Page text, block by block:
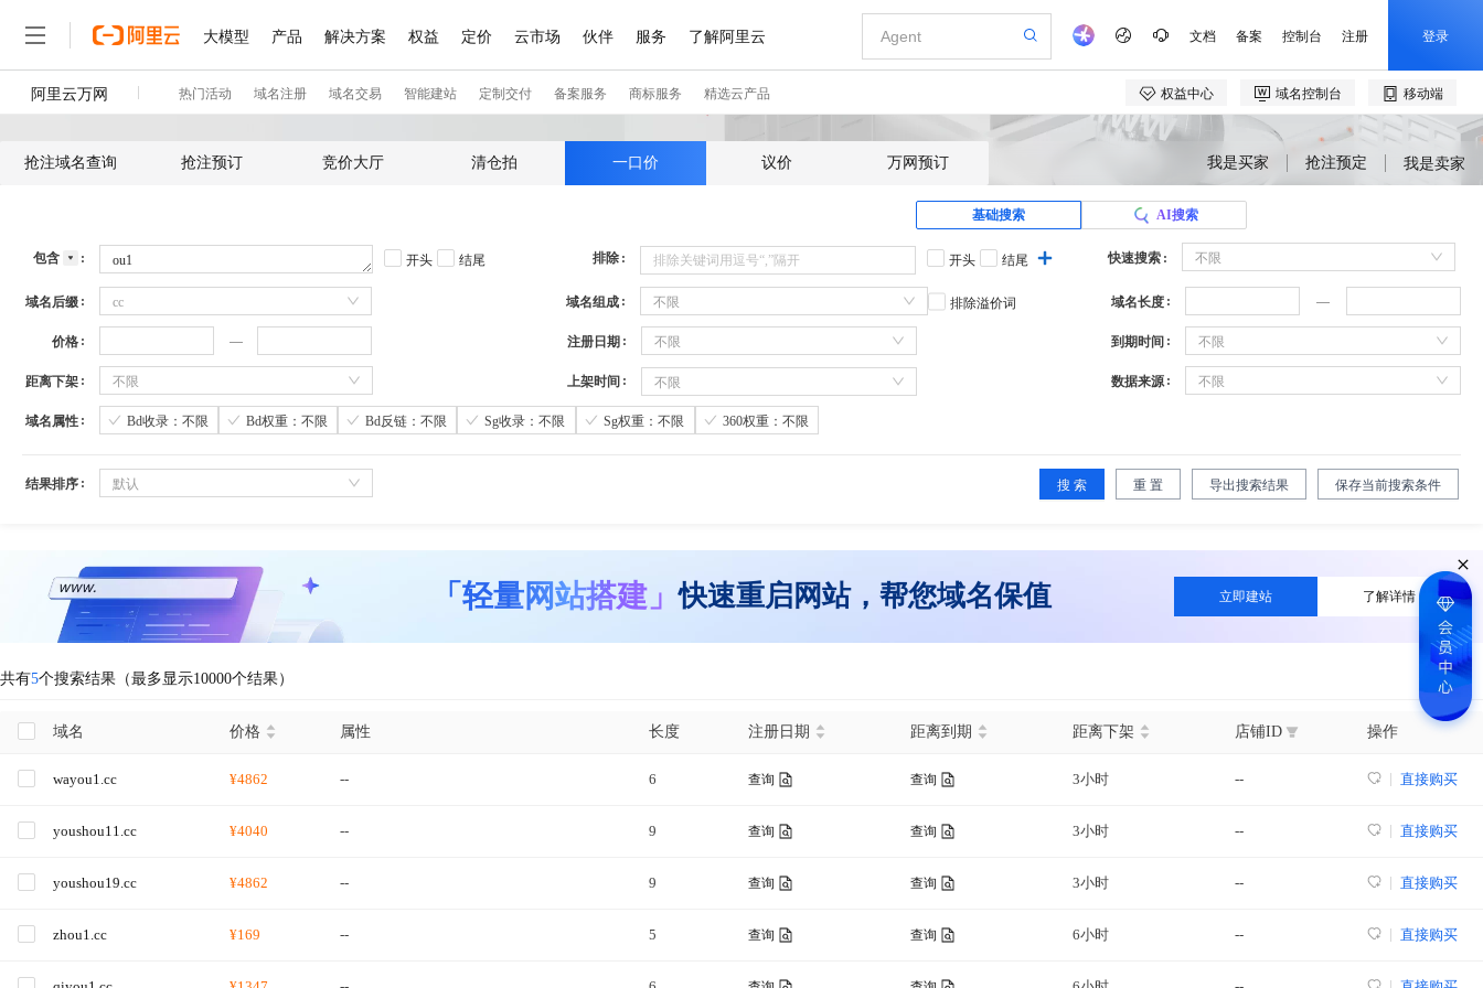
抢注域名查询 抢注预订 竞价大厅 清仓拍 一口价 议价 万网预订 我是买家 抢注预定 我是卖家
基础搜索 AI搜索
包含 开头 结尾 排除 开头 结尾 快速搜索 不限
域名后缀 cc 域名组成 不限 排除溢价词 域名长度
价格 注册日期 不限 到期时间 不限
距离下架 不限 上架时间 不限 数据来源 不限
域名属性 Bd收录：不限 Bd权重：不限 Bd反链：不限 Sg收录：不限 Sg权重：不限 360权重：不限
结果排序 默认 搜 索 重 置 导出搜索结果 保存当前搜索条件
「轻量网站搭建」快速重启网站，帮您域名保值 立即建站 了解详情
共有5个搜索结果（最多显示10000个结果）
域名 价格 属性 长度 注册日期 距离到期 距离下架 店铺ID 操作
wayou1.cc ¥4862 -- 6 查询 查询 3小时 -- 直接购买
youshou11.cc ¥4040 -- 9 查询 查询 3小时 -- 直接购买
youshou19.cc ¥4862 -- 9 查询 查询 3小时 -- 直接购买
zhou1.cc ¥169 -- 5 查询 查询 6小时 -- 直接购买